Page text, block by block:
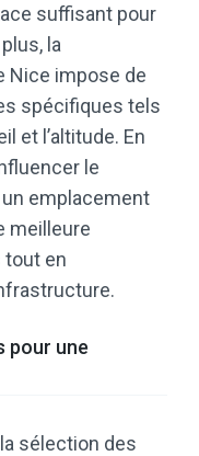
suffisant pour
la
Nice impose de
spécifiques tels
et l’altitude. En
le
emplacement
meilleure
tout en
pour une
sélection des